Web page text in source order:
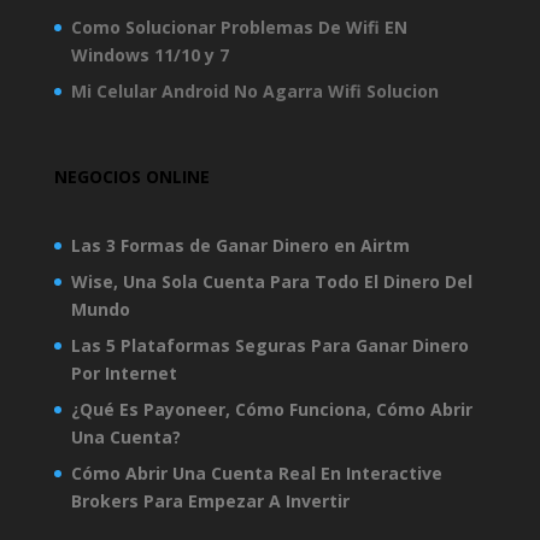
Como Solucionar Problemas De Wifi EN
Windows 11/10 y 7
Mi Celular Android No Agarra Wifi Solucion
NEGOCIOS ONLINE
Las 3 Formas de Ganar Dinero en Airtm
Wise, Una Sola Cuenta Para Todo El Dinero Del
Mundo
Las 5 Plataformas Seguras Para Ganar Dinero
Por Internet
¿Qué Es Payoneer, Cómo Funciona, Cómo Abrir
Una Cuenta?
Cómo Abrir Una Cuenta Real En Interactive
Brokers Para Empezar A Invertir